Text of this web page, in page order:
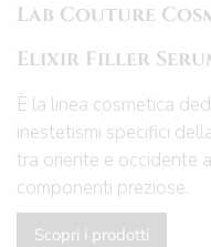
Lab Couture
Elixir Filler
È la linea cosmetica
inestetismi specifici
tra oriente e occidente
componenti preziose.
Scopri i prodotti